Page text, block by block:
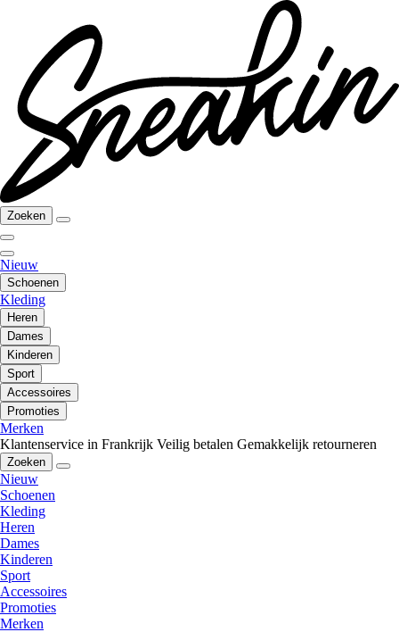
Zoeken
Nieuw
Schoenen
Kleding
Heren
Dames
Kinderen
Sport
Accessoires
Promoties
Merken
Klantenservice in Frankrijk Veilig betalen Gemakkelijk retourneren
Zoeken
Nieuw
Schoenen
Kleding
Heren
Dames
Kinderen
Sport
Accessoires
Promoties
Merken